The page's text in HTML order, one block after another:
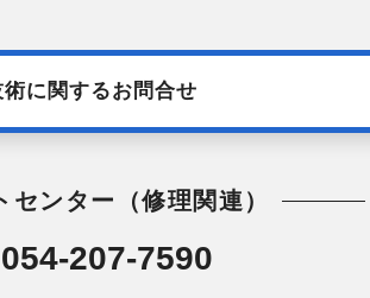
術に関するお問合せ
センター（修理関連）
054-207-7590